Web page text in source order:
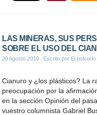
LAS MINERAS, SUS
SOBRE EL USO DEL
20 Agosto 2010 , Escrito por El polvorín
Cianuro y ¿los plásticos? La
preocupación por la
en la sección Opinión del
vuestro columnista Gabriel